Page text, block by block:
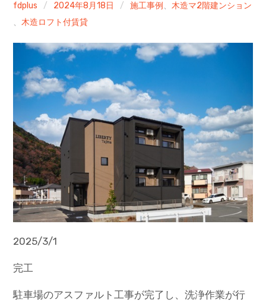
fdplus 2024年8月18日 施工事例 、木造マ2階建ンション
、木造ロフト付賃貸
2025/3/1
完工
駐車場のアスファルト工事が完了し、洗浄作業が行